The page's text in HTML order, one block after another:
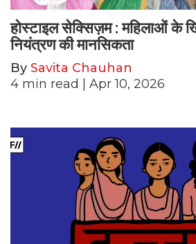
होस्टाइल सेक्सिज़म : महिलाओं के
नियंत्रण की मानसिकता
By Savita Chauhan
4 min read | Apr 10, 2026